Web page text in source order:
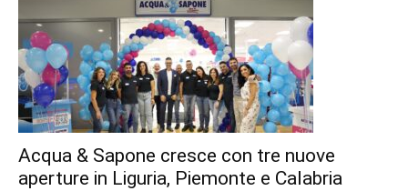
Acqua & Sapone cresce con tre nuove
aperture in Liguria, Piemonte e Calabria